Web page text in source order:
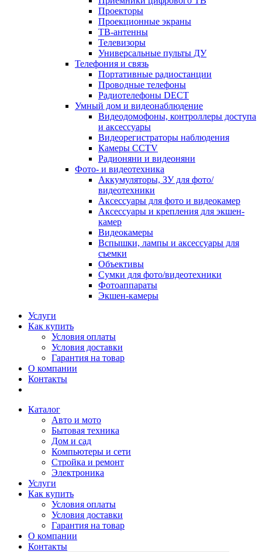
Проекторы
Проекционные экраны
ТВ-антенны
Телевизоры
Универсальные пульты ДУ
Телефония и связь
Портативные радиостанции
Проводные телефоны
Радиотелефоны DECT
Умный дом и видеонаблюдение
Видеодомофоны, контроллеры доступа
и аксессуары
Видеорегистраторы наблюдения
Камеры CCTV
Радионяни и видеоняни
Фото- и видеотехника
Аккумуляторы, ЗУ для фото/
видеотехники
Аксессуары для фото и видеокамер
Аксессуары и крепления для экшен-
камер
Видеокамеры
Вспышки, лампы и аксессуары для
съемки
Объективы
Сумки для фото/видеотехники
Фотоаппараты
Экшен-камеры
Услуги
Как купить
Условия оплаты
Условия доставки
Гарантия на товар
О компании
Контакты
Каталог
Авто и мото
Бытовая техника
Дом и сад
Компьютеры и сети
Стройка и ремонт
Электроника
Услуги
Как купить
Условия оплаты
Условия доставки
Гарантия на товар
О компании
Контакты